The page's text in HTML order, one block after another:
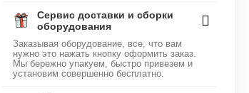
Сервис доставки и сборки
оборудования
Заказывая оборудование, все, что вам
нужно это нажать кнопку оформить заказ.
Мы бережно упакуем, быстро привезем и
установим совершенно бесплатно.